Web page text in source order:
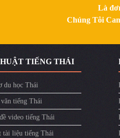
Là
Chúng Tôi
TIẾNG THÁI
du học Thái
tiếng Thái
video tiếng Thái
tài liệu tiếng Thái